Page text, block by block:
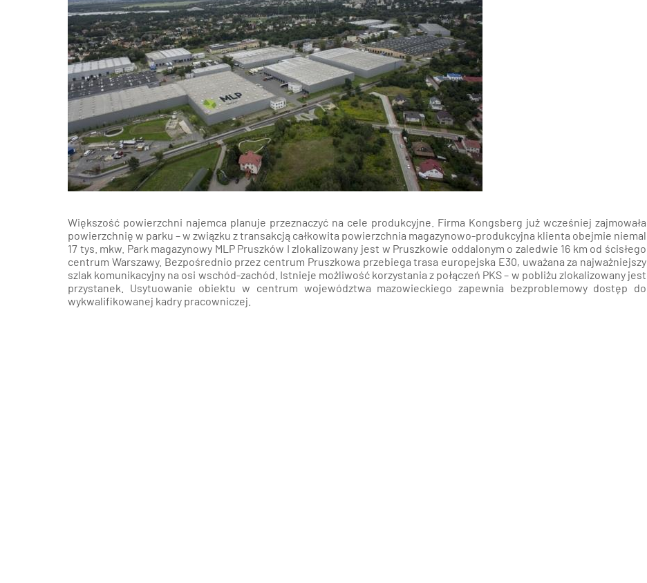
Poznaj nas –
doradcy ds.
najmu i zakupu
magazynów, hal
logistycznych i
produkcyjnych
AXI IMMO
Poznań i okolice
Wrocław i okolice
Kraków i okolice
Gdańsk i okolice
Szczecin i okolice
Większość powierzchni najemca planuje przeznaczyć na cele produkcyjne. Firma Kongsberg już wcześniej zajmowała
powierzchnię w parku – w związku z transakcją całkowita powierzchnia magazynowo-produkcyjna klienta obejmie niemal
17 tys. mkw. Park magazynowy MLP Pruszków I zlokalizowany jest w Pruszkowie oddalonym o zaledwie 16 km od ścisłego
centrum Warszawy. Bezpośrednio przez centrum Pruszkowa przebiega trasa europejska E30, uważana za najważniejszy
szlak komunikacyjny na osi wschód-zachód. Istnieje możliwość korzystania z połączeń PKS – w pobliżu zlokalizowany jest
przystanek. Usytuowanie obiektu w centrum województwa mazowieckiego zapewnia bezproblemowy dostęp do
wykwalifikowanej kadry pracowniczej.